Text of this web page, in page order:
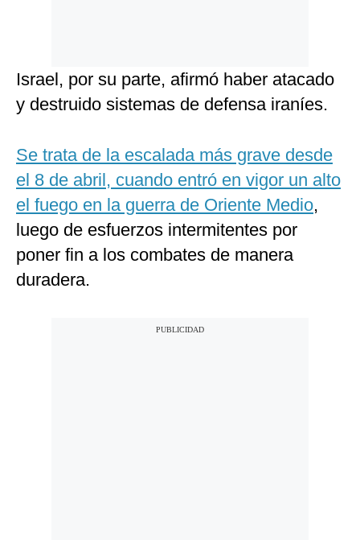
Israel, por su parte, afirmó haber atacado
y destruido sistemas de defensa iraníes.
Se trata de la escalada más grave desde
el 8 de abril, cuando entró en vigor un alto
el fuego en la guerra de Oriente Medio,
luego de esfuerzos intermitentes por
poner fin a los combates de manera
duradera.